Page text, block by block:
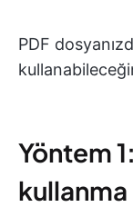
PDF
Yöntem
kullanma